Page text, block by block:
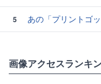
5
あの「プリントゴッ
画像アクセスランキ